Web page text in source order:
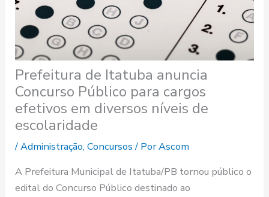
Prefeitura de Itatuba anuncia
Concurso Público para cargos
efetivos em diversos níveis de
escolaridade
/Administração,Concursos/ PorAscom
A Prefeitura Municipal de Itatuba/PB tornou público o
edital do Concurso Público destinado ao